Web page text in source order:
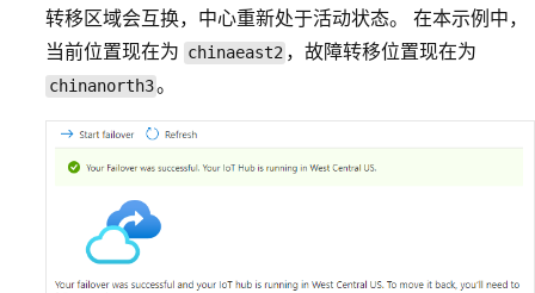
转移区域会互换，中心重新处于活动状态。 在本示例中，
当前位置现在为 chinaeast2 ，故障转移位置现在为
chinanorth3。